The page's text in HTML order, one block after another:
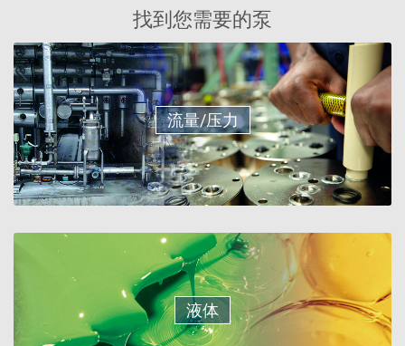
找到您需要的泵
流量/压力
液体